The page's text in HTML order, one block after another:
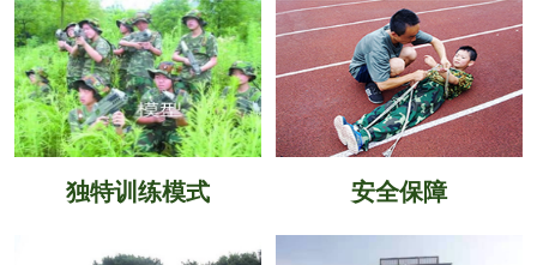
独特训练模式 安全保障